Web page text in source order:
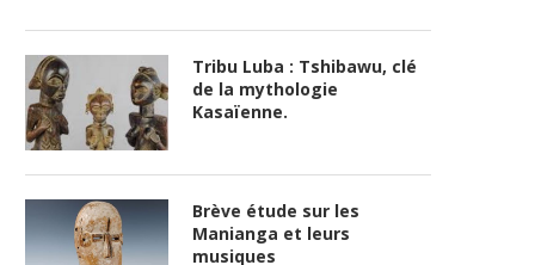
Tribu Luba : Tshibawu, clé
de la mythologie
Kasaïenne.
Brève étude sur les
Manianga et leurs
musiques